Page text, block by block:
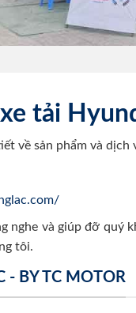
tải
về sản phẩm và
nghe và giúp đỡ quý
tôi.
- BY TC MOTOR